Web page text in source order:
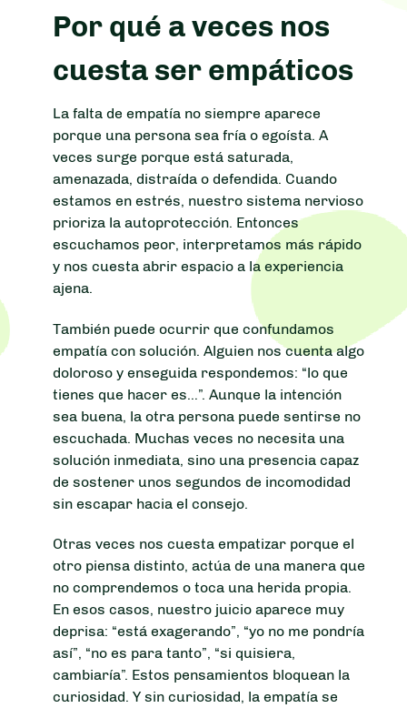
Por qué a veces nos
cuesta ser empáticos
La falta de empatía no siempre aparece
porque una persona sea fría o egoísta. A
veces surge porque está saturada,
amenazada, distraída o defendida. Cuando
estamos en estrés, nuestro sistema nervioso
prioriza la autoprotección. Entonces
escuchamos peor, interpretamos más rápido
y nos cuesta abrir espacio a la experiencia
ajena.
También puede ocurrir que confundamos
empatía con solución. Alguien nos cuenta algo
doloroso y enseguida respondemos: “lo que
tienes que hacer es…”. Aunque la intención
sea buena, la otra persona puede sentirse no
escuchada. Muchas veces no necesita una
solución inmediata, sino una presencia capaz
de sostener unos segundos de incomodidad
sin escapar hacia el consejo.
Otras veces nos cuesta empatizar porque el
otro piensa distinto, actúa de una manera que
no comprendemos o toca una herida propia.
En esos casos, nuestro juicio aparece muy
deprisa: “está exagerando”, “yo no me pondría
así”, “no es para tanto”, “si quisiera,
cambiaría”. Estos pensamientos bloquean la
curiosidad. Y sin curiosidad, la empatía se